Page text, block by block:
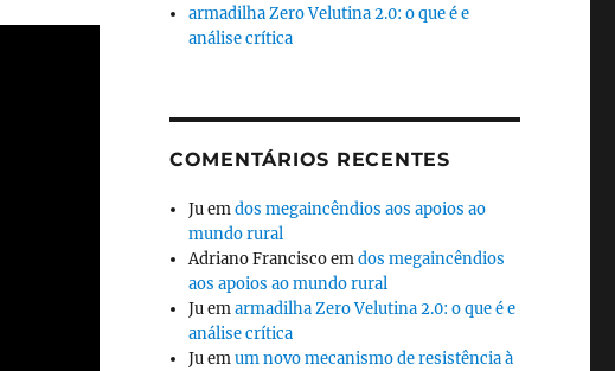
armadilha Zero Velutina 2.0: o que é e
análise crítica
COMENTÁRIOS RECENTES
Juemdos megaincêndios aos apoios ao
mundo rural
Adriano Franciscoemdos megaincêndios
aos apoios ao mundo rural
Juemarmadilha Zero Velutina 2.0: o que é e
análise crítica
Juemum novo mecanismo de resistência à